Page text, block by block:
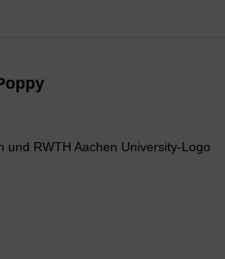
und RWTH Aachen University-Logo